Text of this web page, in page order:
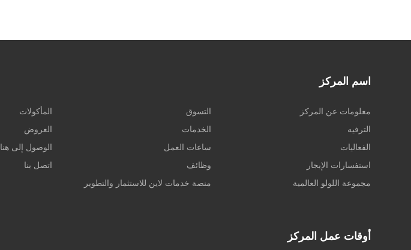
اسم المركز
معلومات عن المركز التسوق
المأكولات
الترفيه
الخدمات
العروض
الفعاليات
ساعات العمل
الوصول إلى هنا
استفسارات الإيجار
وظائف
اتصل بنا
مجموعة اللولو العالمية
منصة خدمات لاين للاستثمار والتطوير
أوقات عمل المركز